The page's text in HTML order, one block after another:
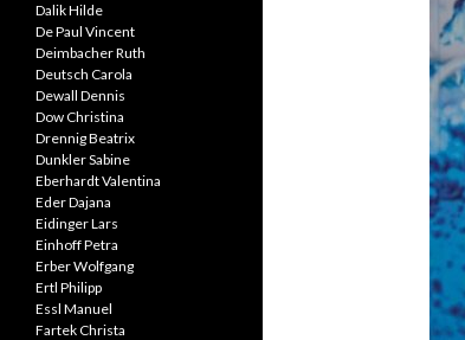
Dalik Hilde
De Paul Vincent
Deimbacher Ruth
Deutsch Carola
Dewall Dennis
Dow Christina
Drennig Beatrix
Dunkler Sabine
Eberhardt Valentina
Eder Dajana
Eidinger Lars
Einhoff Petra
Erber Wolfgang
Ertl Philipp
Essl Manuel
Fartek Christa